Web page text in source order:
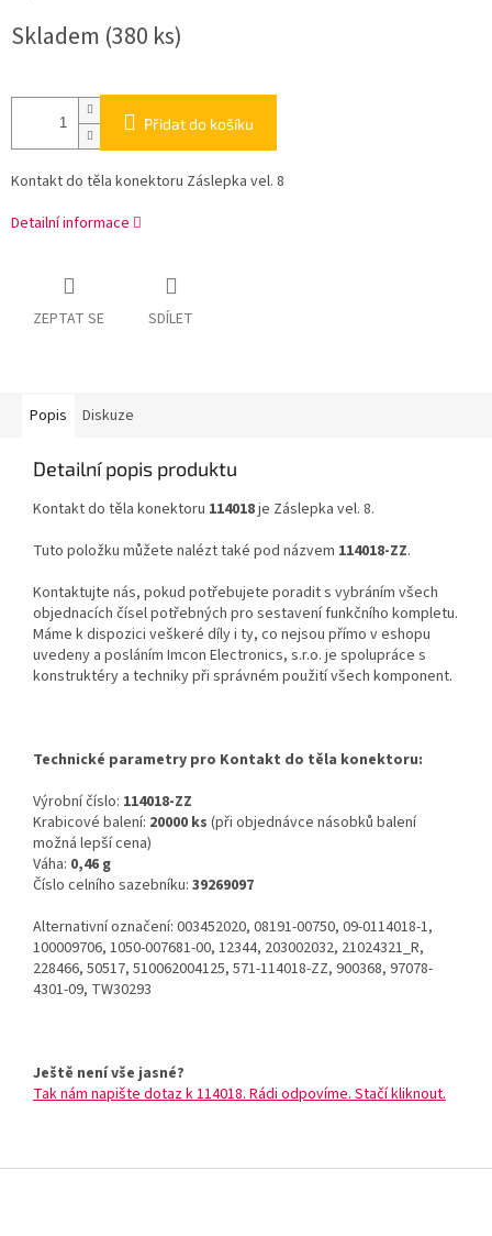
cena:
Skladem (380 ks)
Přidat do košíku
Kontakt do těla konektoru Záslepka vel. 8
Detailní informace
ZEPTAT SE SDÍLET
Popis Diskuze
Detailní popis produktu
Kontakt do těla konektoru 114018je Záslepka vel. 8.
Tuto položku můžete nalézt také pod názvem 114018-ZZ.
Kontaktujte nás, pokud potřebujete poradit s vybráním všech
objednacích čísel potřebných pro sestavení funkčního kompletu.
Máme k dispozici veškeré díly i ty, co nejsou přímo v eshopu
uvedeny a posláním Imcon Electronics, s.r.o. je spolupráce s
konstruktéry a techniky při správném použití všech komponent.
Technické parametry pro Kontakt do těla konektoru:
Výrobní číslo: 114018-ZZ
Krabicové balení: 20000 ks (při objednávce násobků balení
možná lepší cena)
Váha: 0,46 g
Číslo celního sazebníku: 39269097
Alternativní označení: 003452020, 08191-00750, 09-0114018-1,
100009706, 1050-007681-00, 12344, 203002032, 21024321_R,
228466, 50517, 510062004125, 571-114018-ZZ, 900368, 97078-
4301-09, TW30293
Ještě není vše jasné?
Tak nám napište dotaz k 114018. Rádi odpovíme. Stačí kliknout.